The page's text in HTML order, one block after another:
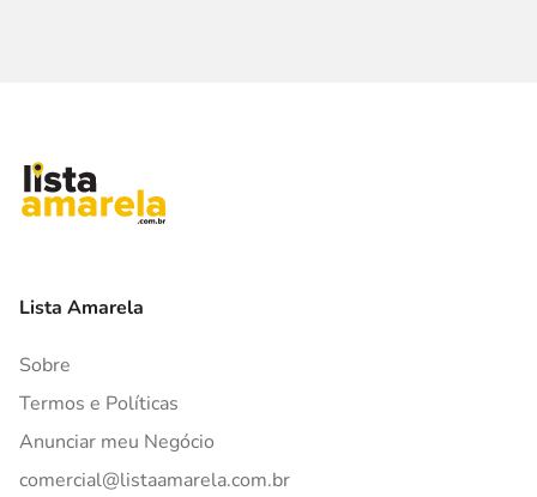
Lista Amarela
Sobre
Termos e Políticas
Anunciar meu Negócio
comercial@listaamarela.com.br